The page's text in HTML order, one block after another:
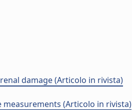
damage (Articolo in rivista)
(Articolo in rivista)